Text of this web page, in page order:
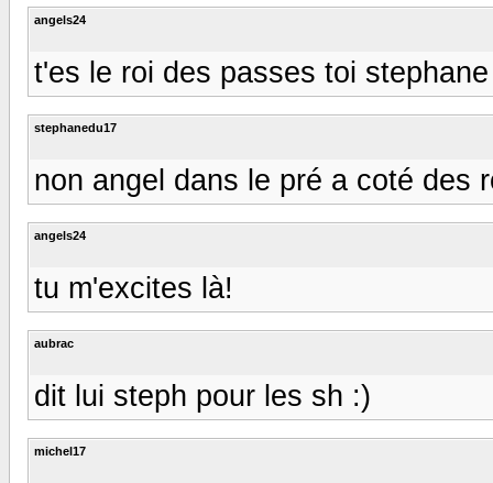
angels24
t'es le roi des passes toi stephane
stephanedu17
non angel dans le pré a coté des
angels24
tu m'excites là!
aubrac
dit lui steph pour les sh :)
michel17